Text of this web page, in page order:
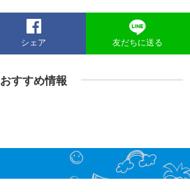
シェア 友だちに送る
おすすめ情報